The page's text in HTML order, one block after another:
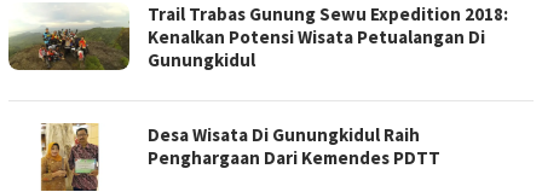
Trail Trabas Gunung Sewu Expedition 2018:
Kenalkan Potensi Wisata Petualangan Di
Gunungkidul
Desa Wisata Di Gunungkidul Raih
Penghargaan Dari Kemendes PDTT